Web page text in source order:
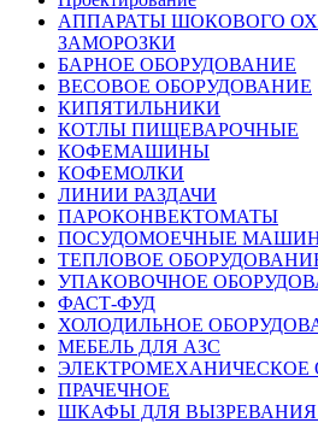
АППАРАТЫ ШОКОВОГО
ЗАМОРОЗКИ
БАРНОЕ ОБОРУДОВАНИЕ
ВЕСОВОЕ ОБОРУДОВАНИЕ
КИПЯТИЛЬНИКИ
КОТЛЫ ПИЩЕВАРОЧНЫЕ
КОФЕМАШИНЫ
КОФЕМОЛКИ
ЛИНИИ РАЗДАЧИ
ПАРОКОНВЕКТОМАТЫ
ПОСУДОМОЕЧНЫЕ
ТЕПЛОВОЕ
УПАКОВОЧНОЕ
ФАСТ-ФУД
ХОЛОДИЛЬНОЕ
МЕБЕЛЬ ДЛЯ АЗС
ЭЛЕКТРОМЕХАНИЧЕСКОЕ
ПРАЧЕЧНОЕ
ШКАФЫ ДЛЯ